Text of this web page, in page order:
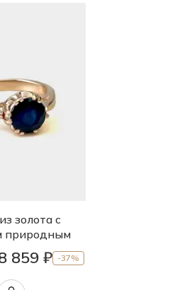
золота с
природным
859 ₽ -37%